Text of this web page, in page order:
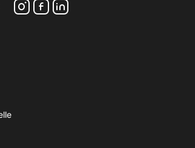
Instagram
Facebook
LinkedIn